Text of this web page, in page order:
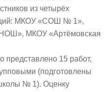
из четырёх
МКОУ «СОШ № 1»,
МКОУ «Артёмовская
представлено 15 работ,
(подготовлены
№ 1). Оценку